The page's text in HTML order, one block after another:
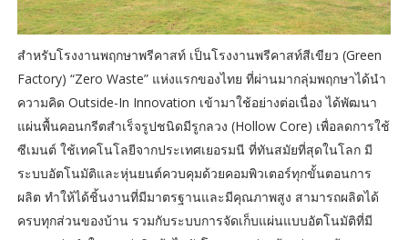
สำหรับโรงงานพฤกษาพรีคาสท์ เป็นโรงงานพรีคาสท์สีเขียว (Green
Factory) “Zero Waste” แห่งแรกของไทย ที่ผ่านมากลุ่มพฤกษาได้นำ
ความคิด Outside-In Innovation เข้ามาใช้อย่างต่อเนื่อง ได้พัฒนา
แผ่นพื้นคอนกรีตสำเร็จรูปชนิดมีรูกลวง (Hollow Core) เพื่อลดการใช้
ซีเมนต์ ใช้เทคโนโลยีจากประเทศเยอรมนี ที่ทันสมัยที่สุดในโลก มี
ระบบอัตโนมัติและหุ่นยนต์ควบคุมด้วยคอมพิวเตอร์ทุกขั้นตอนการ
ผลิต ทำให้ได้ชิ้นงานที่มีมาตรฐานและมีคุณภาพสูง สามารถผลิตได้
ครบทุกส่วนของบ้าน รวมกับระบบการจัดเก็บแผ่นแบบอัตโนมัติที่มี